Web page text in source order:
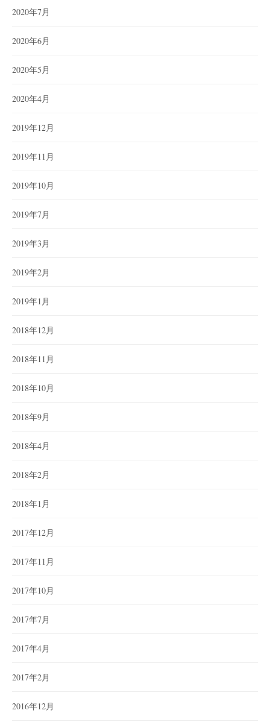
2020年7月
2020年6月
2020年5月
2020年4月
2019年12月
2019年11月
2019年10月
2019年7月
2019年3月
2019年2月
2019年1月
2018年12月
2018年11月
2018年10月
2018年9月
2018年4月
2018年2月
2018年1月
2017年12月
2017年11月
2017年10月
2017年7月
2017年4月
2017年2月
2016年12月